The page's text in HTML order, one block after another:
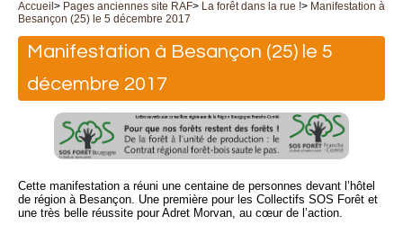
Accueil > Pages anciennes site RAF> La forêt dans la rue !> Manifestation à
Besançon (25) le 5 décembre 2017
Manifestation à Besançon (25) le 5
décembre 2017
Cette manifestation a réuni une centaine de personnes devant l’hôtel
de région à Besançon. Une première pour les Collectifs SOS Forêt et
une très belle réussite pour Adret Morvan, au cœur de l’action.